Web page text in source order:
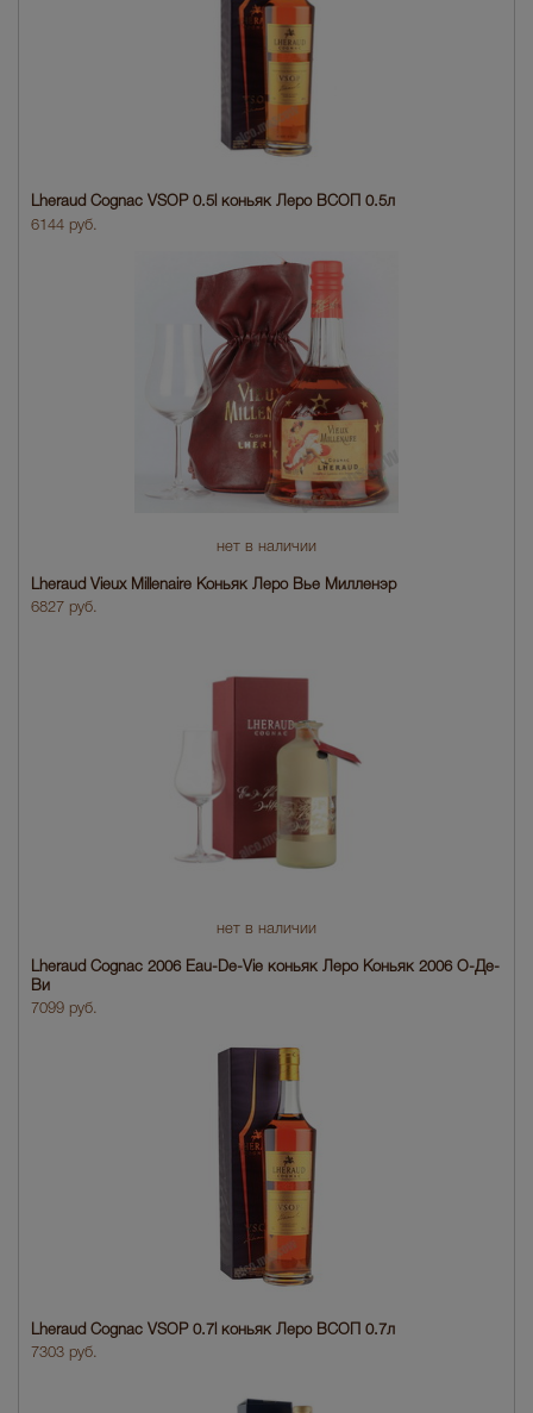
Lheraud Cognac VSOP 0.5l коньяк Леро ВСОП 0.5л
6144 руб.
нет в наличии
Lheraud Vieux Millenaire Коньяк Леро Вье Милленэр
6827 руб.
нет в наличии
Lheraud Cognac 2006 Eau-De-Vie коньяк Леро Коньяк 2006 О-Де-
Ви
7099 руб.
Lheraud Cognac VSOP 0.7l коньяк Леро ВСОП 0.7л
7303 руб.